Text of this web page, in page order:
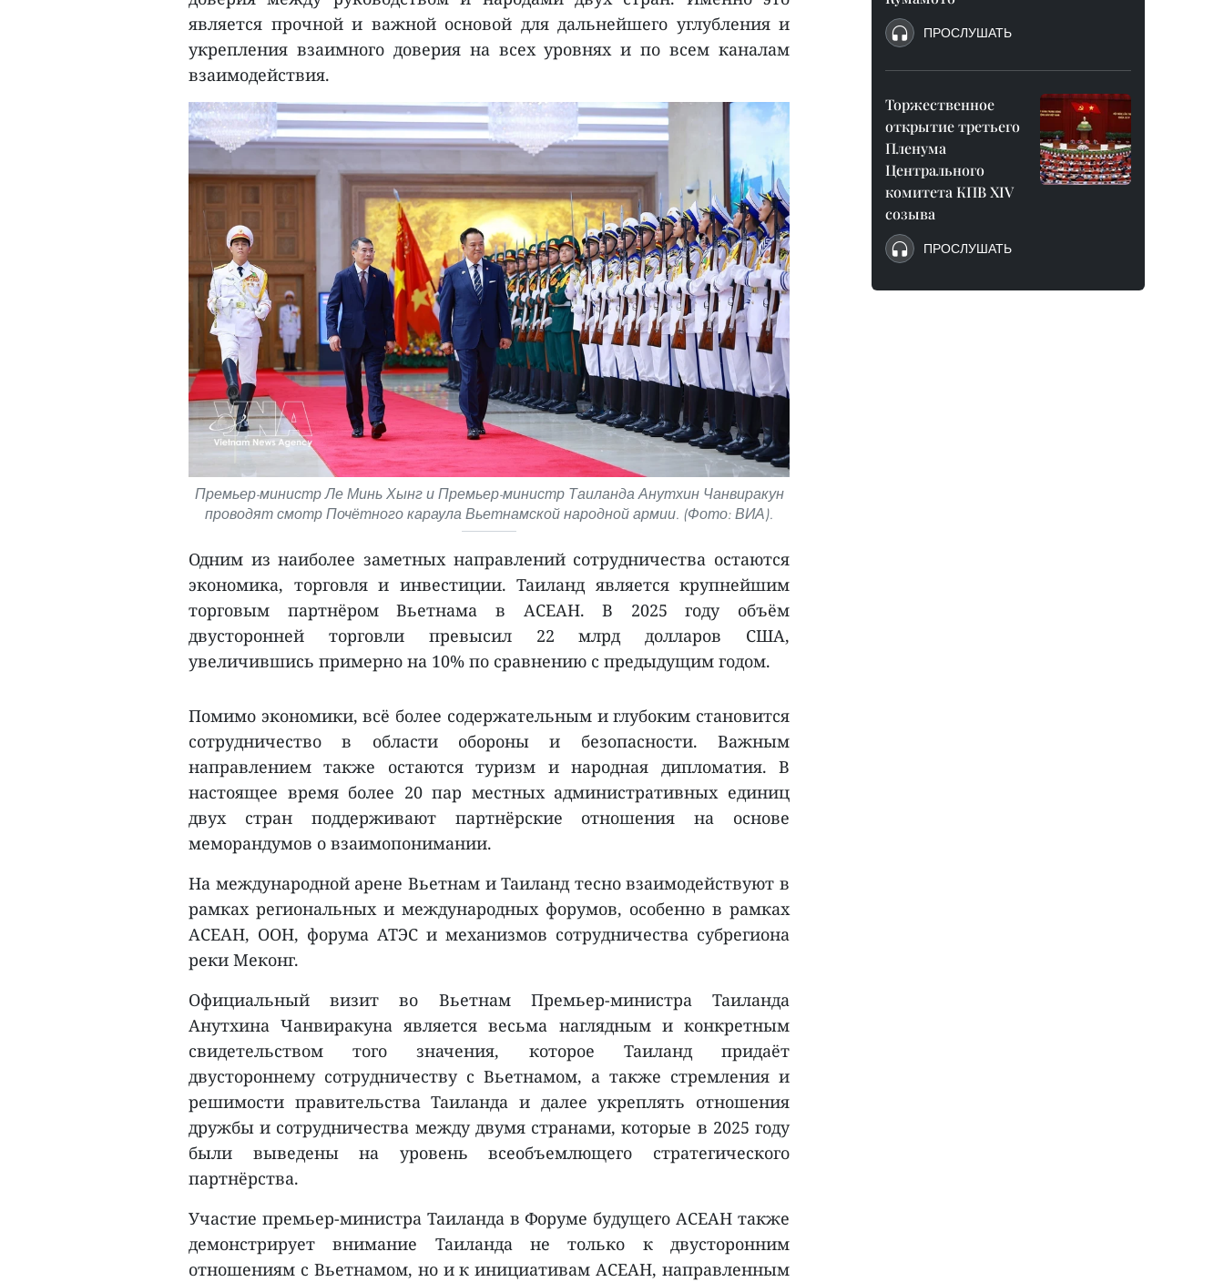
является прочной и важной основой для дальнейшего углубления и
укрепления взаимного доверия на всех уровнях и по всем каналам
взаимодействия.
Премьер-министр Ле Минь Хынг и Премьер-министр Таиланда Анутхин Чанвиракун
проводят смотр Почётного караула Вьетнамской народной армии. (Фото: ВИА).
Одним из наиболее заметных направлений сотрудничества остаются
экономика, торговля и инвестиции. Таиланд является крупнейшим
торговым партнёром Вьетнама в АСЕАН. В 2025 году объём
двусторонней торговли превысил 22 млрд долларов США,
увеличившись примерно на 10% по сравнению с предыдущим годом.
Помимо экономики, всё более содержательным и глубоким становится
сотрудничество в области обороны и безопасности. Важным
направлением также остаются туризм и народная дипломатия. В
настоящее время более 20 пар местных административных единиц
двух стран поддерживают партнёрские отношения на основе
меморандумов о взаимопонимании.
На международной арене Вьетнам и Таиланд тесно взаимодействуют в
рамках региональных и международных форумов, особенно в рамках
АСЕАН, ООН, форума АТЭС и механизмов сотрудничества субрегиона
реки Меконг.
Официальный визит во Вьетнам Премьер-министра Таиланда
Анутхина Чанвиракуна является весьма наглядным и конкретным
свидетельством того значения, которое Таиланд придаёт
двустороннему сотрудничеству с Вьетнамом, а также стремления и
решимости правительства Таиланда и далее укреплять отношения
дружбы и сотрудничества между двумя странами, которые в 2025 году
были выведены на уровень всеобъемлющего стратегического
партнёрства.
Участие премьер-министра Таиланда в Форуме будущего АСЕАН также
демонстрирует внимание Таиланда не только к двусторонним
отношениям с Вьетнамом, но и к инициативам АСЕАН, направленным
ПРОСЛУШАТЬ
Торжественное
открытие третьего
Пленума
Центрального
комитета КПВ XIV
созыва
ПРОСЛУШАТЬ